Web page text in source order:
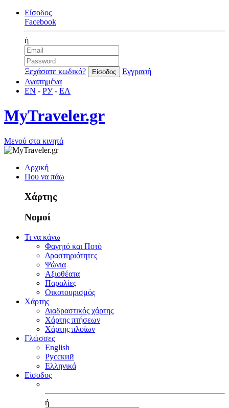
Είσοδος
Facebook
ή
Ξεχάσατε κωδικό?
Εγγραφή
Αγαπημένα
EN - РУ- ΕΛ
MyTraveler.gr
Μενού στα κινητά
Αρχική
Που να πάω
Χάρτης
Νομοί
Τι να κάνω
Φαγητό και Ποτό
Δραστηριότητες
Ψώνια
Αξιοθέατα
Παραλίες
Οικοτουρισμός
Χάρτης
Διαδραστικός χάρτης
Χάρτης πτήσεων
Χάρτης πλοίων
Γλώσσες
English
Русский
Ελληνικά
Είσοδος
ή